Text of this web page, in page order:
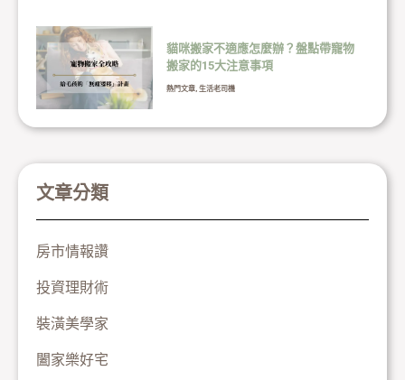
貓咪搬家不適應怎麼辦？盤點帶寵物
搬家的15大注意事項
熱門文章, 生活老司機
文章分類
房市情報讚
投資理財術
裝潢美學家
闔家樂好宅